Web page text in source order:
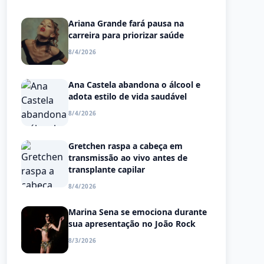
Ariana Grande fará pausa na
carreira para priorizar saúde
8/4/2026
Ana Castela abandona o álcool e
adota estilo de vida saudável
8/4/2026
Gretchen raspa a cabeça em
transmissão ao vivo antes de
transplante capilar
8/4/2026
Marina Sena se emociona durante
sua apresentação no João Rock
8/3/2026